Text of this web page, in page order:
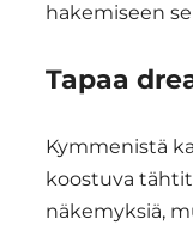
hakemiseen
Tapaa
Kymmenistä
koostuva
näkemyksiä,